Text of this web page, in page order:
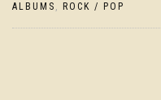
ALBUMS , ROCK / POP